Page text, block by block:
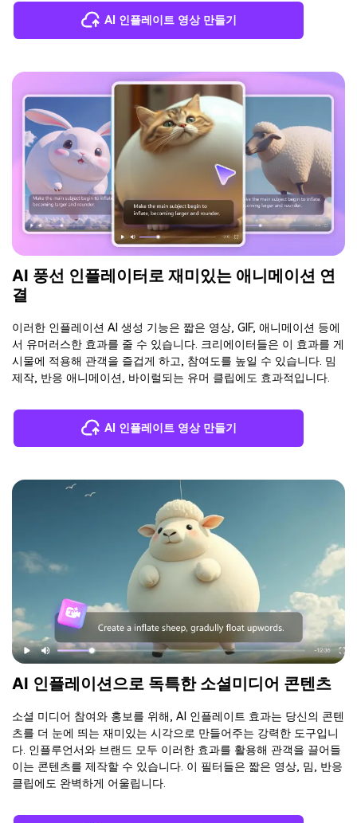
AI 인플레이트 영상 만들기
AI 풍선 인플레이터로 재미있는 애니메이션 연
결
이러한 인플레이션 AI 생성 기능은 짧은 영상, GIF, 애니메이션 등에
서 유머러스한 효과를 줄 수 있습니다. 크리에이터들은 이 효과를 게
시물에 적용해 관객을 즐겁게 하고, 참여도를 높일 수 있습니다. 밈
제작, 반응 애니메이션, 바이럴되는 유머 클립에도 효과적입니다.
AI 인플레이트 영상 만들기
AI 인플레이션으로 독특한 소셜미디어 콘텐츠
소셜 미디어 참여와 홍보를 위해, AI 인플레이트 효과는 당신의 콘텐
츠를 더 눈에 띄는 재미있는 시각으로 만들어주는 강력한 도구입니
다. 인플루언서와 브랜드 모두 이러한 효과를 활용해 관객을 끌어들
이는 콘텐츠를 제작할 수 있습니다. 이 필터들은 짧은 영상, 밈, 반응
클립에도 완벽하게 어울립니다.